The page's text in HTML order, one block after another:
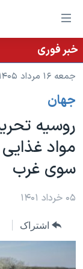
لینکهای
قابل
دسترسی
جهش
محتوای
اصلی
جهش
به
صفحه
جهش
خانه
نسخه سبک
موضوع ها
ایران
آمریکا
جهان
ورزشی
برنامه های
جدول برنامه ها
صفحه‌های ویژه
جام جهانی ۲۰۲۶
بایگانی
فرکانس‌های
یادگیری زبان
خبر فوری
جمعه ۱۶ مرداد ۱۴۰۵ ایران ۰۲:۴۵
جهان
روسیه
مواد
سوی غرب
۰۵ خرداد ۱۴۰۱
اشتراک